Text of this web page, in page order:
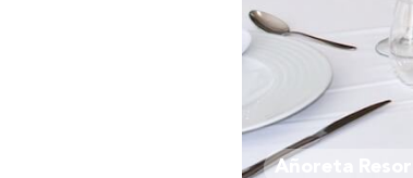
Añoreta Resort